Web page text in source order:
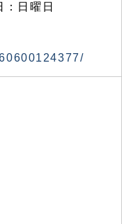
日曜日